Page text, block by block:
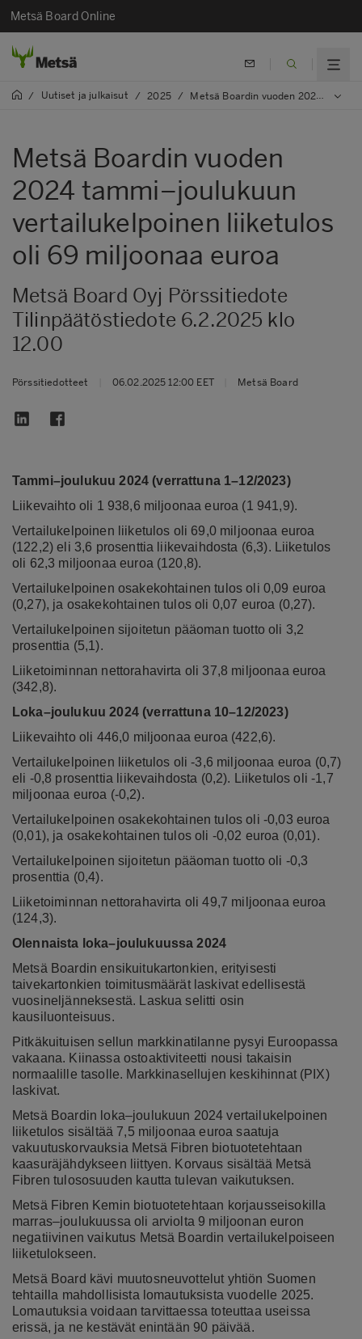
Metsä Board Online
/ Uutiset ja julkaisut / 2025 / Metsä Boardin vuoden 2024 tammi–joulukuun vertailukelpoinen liiketulos oli 69 miljoonaa euroa
Metsä Boardin vuoden
2024 tammi–joulukuun
vertailukelpoinen liiketulos
oli 69 miljoonaa euroa
Metsä Board Oyj Pörssitiedote
Tilinpäätöstiedote 6.2.2025 klo
12.00
Pörssitiedotteet 06.02.2025 12:00 EET Metsä Board
Tammi–joulukuu 2024 (verrattuna 1–12/2023)
Liikevaihto oli 1 938,6 miljoonaa euroa (1 941,9).
Vertailukelpoinen liiketulos oli 69,0 miljoonaa euroa
(122,2) eli 3,6 prosenttia liikevaihdosta (6,3). Liiketulos
oli 62,3 miljoonaa euroa (120,8).
Vertailukelpoinen osakekohtainen tulos oli 0,09 euroa
(0,27), ja osakekohtainen tulos oli 0,07 euroa (0,27).
Vertailukelpoinen sijoitetun pääoman tuotto oli 3,2
prosenttia (5,1).
Liiketoiminnan nettorahavirta oli 37,8 miljoonaa euroa
(342,8).
Loka–joulukuu 2024 (verrattuna 10–12/2023)
Liikevaihto oli 446,0 miljoonaa euroa (422,6).
Vertailukelpoinen liiketulos oli -3,6 miljoonaa euroa (0,7)
eli -0,8 prosenttia liikevaihdosta (0,2). Liiketulos oli -1,7
miljoonaa euroa (-0,2).
Vertailukelpoinen osakekohtainen tulos oli -0,03 euroa
(0,01), ja osakekohtainen tulos oli -0,02 euroa (0,01).
Vertailukelpoinen sijoitetun pääoman tuotto oli -0,3
prosenttia (0,4).
Liiketoiminnan nettorahavirta oli 49,7 miljoonaa euroa
(124,3).
Olennaista loka–joulukuussa 2024
Metsä Boardin ensikuitukartonkien, erityisesti
taivekartonkien toimitusmäärät laskivat edellisestä
vuosineljänneksestä. Laskua selitti osin
kausiluonteisuus.
Pitkäkuituisen sellun markkinatilanne pysyi Euroopassa
vakaana. Kiinassa ostoaktiviteetti nousi takaisin
normaalille tasolle. Markkinasellujen keskihinnat (PIX)
laskivat.
Metsä Boardin loka–joulukuun 2024 vertailukelpoinen
liiketulos sisältää 7,5 miljoonaa euroa saatuja
vakuutuskorvauksia Metsä Fibren biotuotetehtaan
kaasuräjähdykseen liittyen. Korvaus sisältää Metsä
Fibren tulososuuden kautta tulevan vaikutuksen.
Metsä Fibren Kemin biotuotetehtaan korjausseisokilla
marras–joulukuussa oli arviolta 9 miljoonan euron
negatiivinen vaikutus Metsä Boardin vertailukelpoiseen
liiketulokseen.
Metsä Board kävi muutosneuvottelut yhtiön Suomen
tehtailla mahdollisista lomautuksista vuodelle 2025.
Lomautuksia voidaan tarvittaessa toteuttaa useissa
erissä, ja ne kestävät enintään 90 päivää.